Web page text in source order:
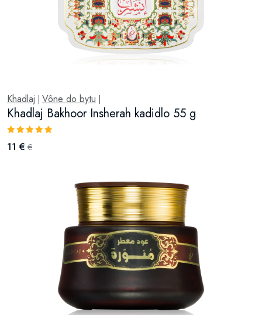
Khadlaj Vône do bytu
Khadlaj Bakhoor Insherah kadidlo 55 g
11 € €